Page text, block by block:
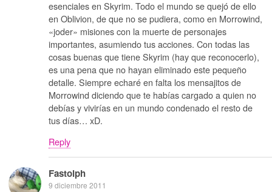
esenciales en Skyrim. Todo el mundo se quejó de ello
en Oblivion, de que no se pudiera, como en Morrowind,
«joder» misiones con la muerte de personajes
importantes, asumiendo tus acciones. Con todas las
cosas buenas que tiene Skyrim (hay que reconocerlo),
es una pena que no hayan eliminado este pequeño
detalle. Siempre echaré en falta los mensajitos de
Morrowind diciendo que te habías cargado a quien no
debías y vivirías en un mundo condenado el resto de
tus días… xD.
Reply
Fastolph
9 diciembre 2011